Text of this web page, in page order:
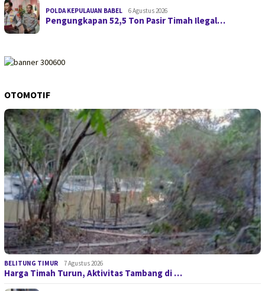
POLDA KEPULAUAN BABEL 6 Agustus 2026
Pengungkapan 52,5 Ton Pasir Timah Ilegal…
OTOMOTIF
BELITUNG TIMUR 7 Agustus 2026
Harga Timah Turun, Aktivitas Tambang di …